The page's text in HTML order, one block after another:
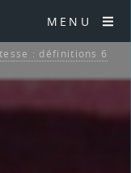
MENU
: définitions 6